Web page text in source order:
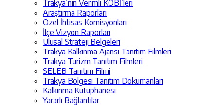
Trakya’nın Verimli KOBİ’leri
Araştırma Raporları
Özel İhtisas Komisyonları
İlçe Vizyon Raporları
Ulusal Strateji Belgeleri
Trakya Kalkınma Ajansı Tanıtım Filmleri
Trakya Turizm Tanıtım Filmleri
SELEB Tanıtım Filmi
Trakya Bölgesi Tanıtım Dokümanları
Kalkınma Kütüphanesi
Yararlı Bağlantılar